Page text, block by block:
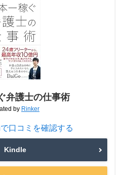
弁護士の仕事術
by Rinker
口コミを確認する
Kindle